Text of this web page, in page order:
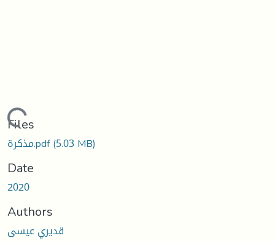
Loading...
Files
مذكرة.pdf(5.03 MB)
Date
2020
Authors
قديري عيسى